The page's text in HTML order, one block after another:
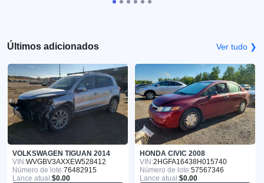
Últimos adicionados Ver tudo ❯
VOLKSWAGEN TIGUAN 2014
VIN:WVGBV3AXXEW528412
Número de lote:76482915
Lance atual:$0.00
HONDA CIVIC 2008
VIN:2HGFA16438H015740
Número de lote:57567346
Lance atual:$0.00